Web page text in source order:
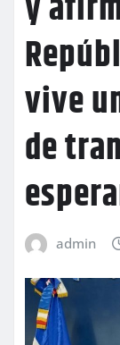
vive
de
admin